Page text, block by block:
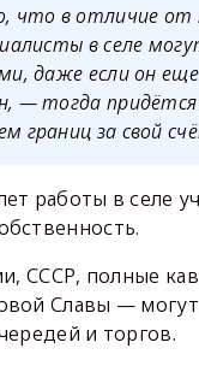
что в отличие от
в селе
даже если он
— тогда придётся
границ за свой
работы в селе
СССР, полные
Славы —
и торгов.